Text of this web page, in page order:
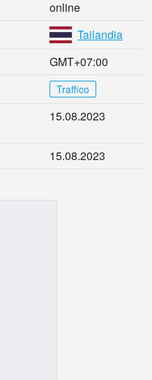
online
Tailandia
GMT+07:00
Traffico
15.08.2023
15.08.2023